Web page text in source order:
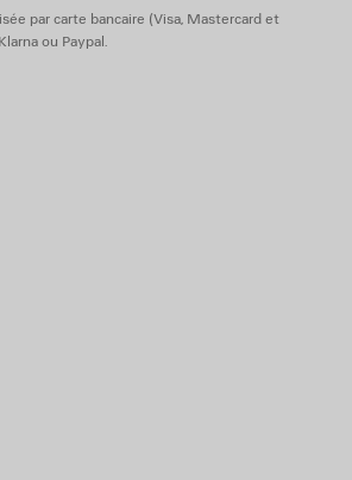
par carte bancaire (Visa, Mastercard et
ou Paypal.